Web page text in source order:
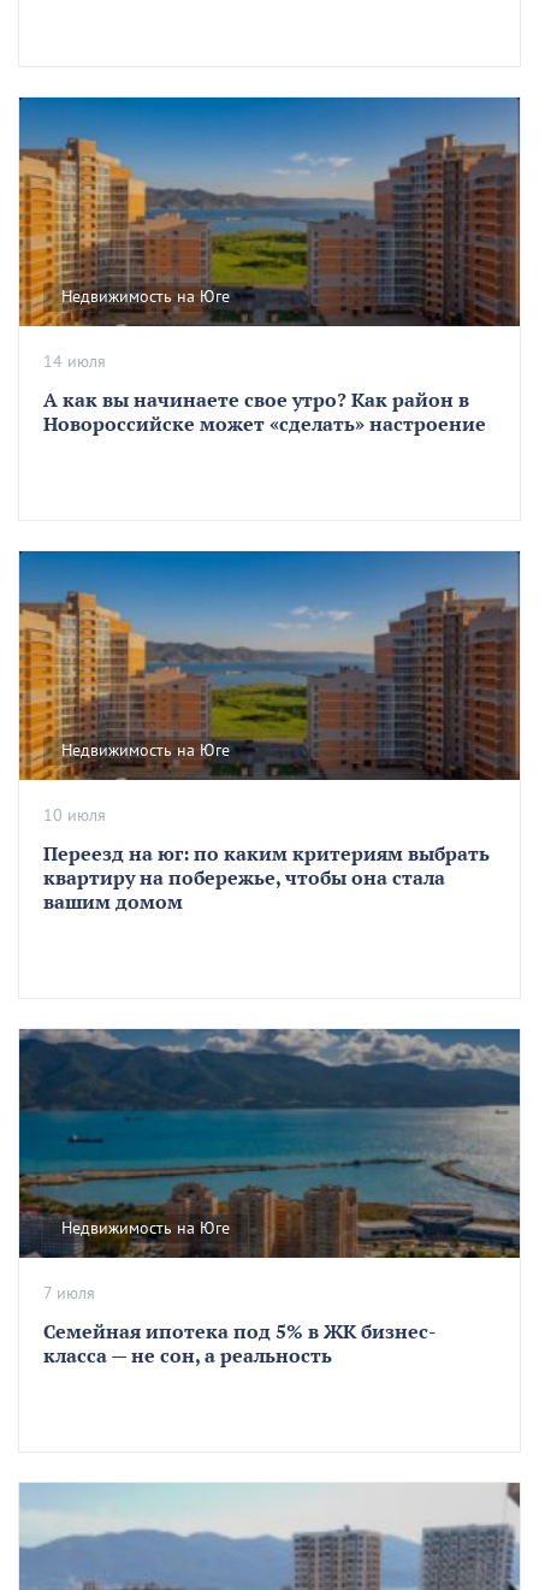
Недвижимость на Юге
А как вы начинаете свое утро? Как район в
Новороссийске может «сделать» настроение
14 июля
Недвижимость на Юге
Переезд на юг: по каким критериям выбрать
квартиру на побережье, чтобы она стала
вашим домом
10 июля
Недвижимость на Юге
Семейная ипотека под 5% в ЖК бизнес-
класса — не сон, а реальность
7 июля